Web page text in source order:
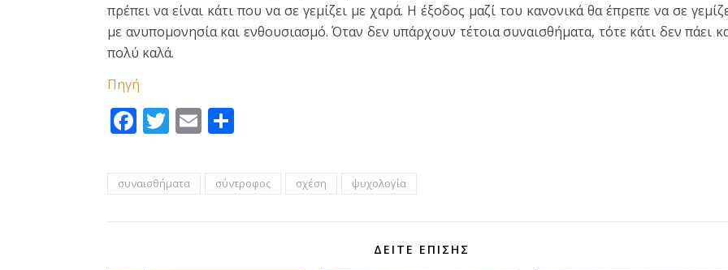
πρέπει να είναι κάτι που να σε γεμίζει με χαρά. Η έξοδος μαζί του κανονικά θα έπρεπε να σε
με ανυπομονησία και ενθουσιασμό. Όταν δεν υπάρχουν τέτοια συναισθήματα, τότε κάτι δεν πάει
πολύ καλά.
Πηγή
Facebook
Twitter
Email
συναισθήματα σύντροφος σχέση ψυχολογία
ΔΕΊΤΕ ΕΠΊΣΗΣ